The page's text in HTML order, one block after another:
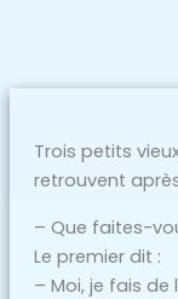
Trois petits
retrouvent
– Que faites-
Le premier dit :
– Moi, je fais de